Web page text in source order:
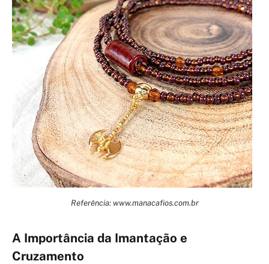
Referência: www.manacafios.com.br
A Importância da Imantação e
Cruzamento